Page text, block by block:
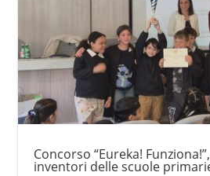
Concorso “Eureka!
inventori delle scuole